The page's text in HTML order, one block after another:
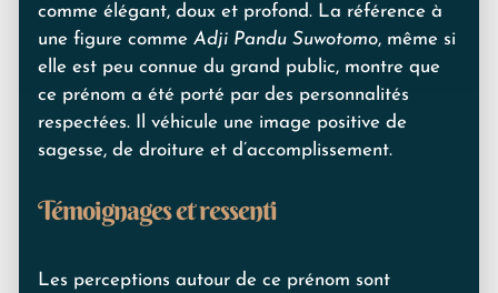
comme élégant, doux et profond. La référence à
une figure comme Adji Pandu Suwotomo, même si
elle est peu connue du grand public, montre que
ce prénom a été porté par des personnalités
respectées. Il véhicule une image positive de
sagesse, de droiture et d’accomplissement.
Témoignages et ressenti
Les perceptions autour de ce prénom sont